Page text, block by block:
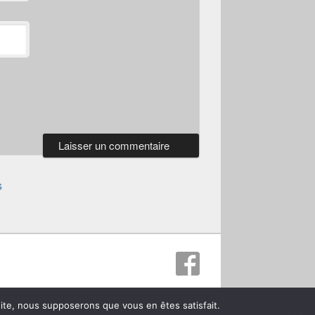
Thèmes Catch
nous supposerons que vous en êtes satisfait.